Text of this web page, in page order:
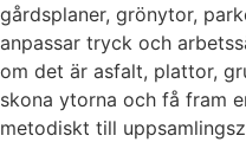
gårdsplaner, grönytor,
anpassar tryck och
om det är asfalt, plattor,
skona ytorna och få fram
metodiskt till